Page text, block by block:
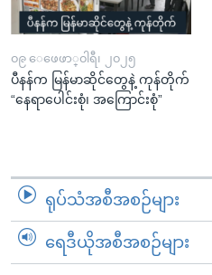
၀၉ ေဖေဖာ္၀ါရီ၊ ၂၀၂၅
ပီနန်က မြန်မာဆိုင်တွေနဲ့ ကုန်တိုက်
“နေရာပေါင်းစုံ၊ အကြောင်းစုံ”
ရုပ်သံအစီအစဉ်များ
ရေဒီယိုအစီအစဉ်များ